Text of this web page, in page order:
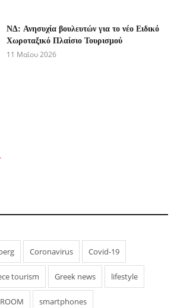
ΝΔ: Ανησυχία βουλευτών για το νέο Ειδικό
Χωροταξικό Πλαίσιο Τουρισμού
11 Μαΐου 2026
Coronavirus Covid-19
tourism Greek news lifestyle
smartphones